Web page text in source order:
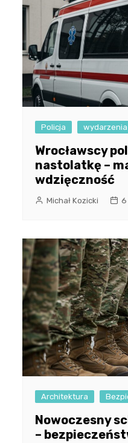
Policja wydarzenia
Wrocławscy
nastolatkę –
wdzięczność
Michał Kozicki
Architektura
Nowoczesny
–